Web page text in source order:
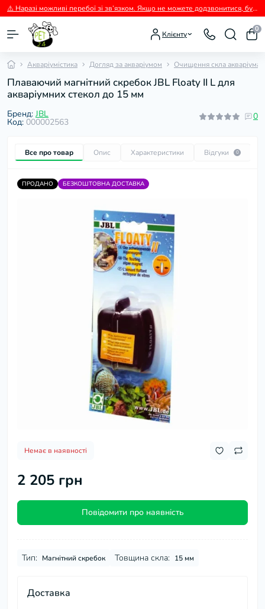
⚠️ Наразі можливі перебої зі зв’язком. Якщо не можете додзвонитися, будь ласка, пишіть нам у Viber.
Клієнту
0
Акваріумістика Догляд за акваріумом Очищення скла акваріума
Плаваючий магнітний скребок JBL Floaty II L для
акваріумних стекол до 15 мм
Бренд: JBL
Код: 000002563
0
Все про товар Опис Характеристики Відгуки 0
ПРОДАНО БЕЗКОШТОВНА ДОСТАВКА
Немає в наявності
2 205 грн
Повідомити про наявність
Тип: Магнітний скребок Товщина скла: 15 мм
Доставка